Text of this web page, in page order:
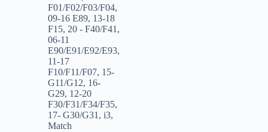
F01/F02/F03/F04,
09-16 E89, 13-18
F15, 20 - F40/F41 ,
06-11
E90/E91/E92/E93,
11-17
F10/F11/F07, 15-
G11/G12, 16-
G29, 12-20
F30/F31/F34/F35,
17- G30/G31 , i3,
Match